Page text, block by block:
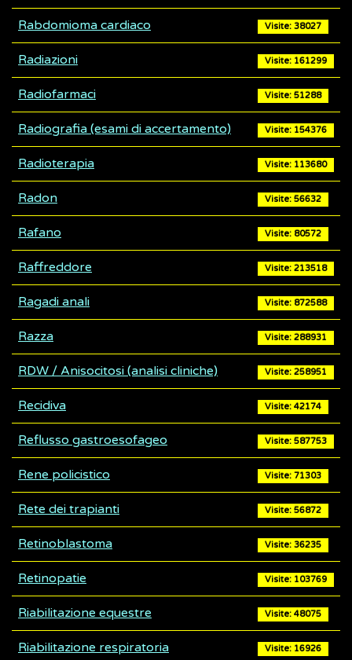
Rabdomioma cardiaco Visite: 38027
Radiazioni Visite: 161299
Radiofarmaci Visite: 51288
Radiografia (esami di accertamento) Visite: 154376
Radioterapia Visite: 113680
Radon Visite: 56632
Rafano Visite: 80572
Raffreddore Visite: 213518
Ragadi anali Visite: 872588
Razza Visite: 288931
RDW / Anisocitosi (analisi cliniche) Visite: 258951
Recidiva Visite: 42174
Reflusso gastroesofageo Visite: 587753
Rene policistico Visite: 71303
Rete dei trapianti Visite: 56872
Retinoblastoma Visite: 36235
Retinopatie Visite: 103769
Riabilitazione equestre Visite: 48075
Riabilitazione respiratoria Visite: 16926